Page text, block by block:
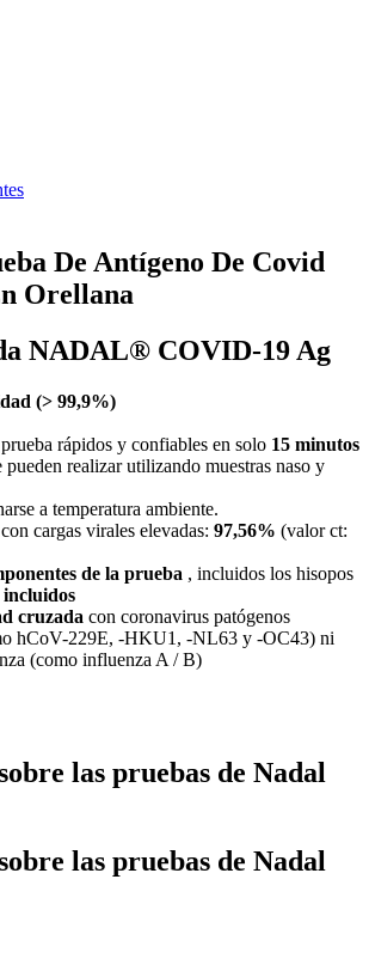
De Antígeno De Covid
Orellana
NADAL® COVID-19 Ag
(> 99,9%)
rápidos y confiables en solo 15 minutos
pueden realizar utilizando muestras naso y
a temperatura ambiente.
con cargas virales elevadas: 97,56% (valor ct:
de la prueba , incluidos los hisopos
incluidos
cruzada con coronavirus patógenos
hCoV-229E, -HKU1, -NL63 y -OC43) ni
(como influenza A / B)
las pruebas de Nadal
las pruebas de Nadal